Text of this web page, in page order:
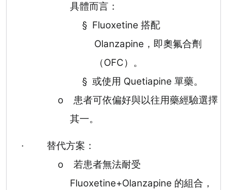
具體而言：
§ Fluoxetine 搭配
Olanzapine ，即奧氟合劑
（OFC）。
§ 或使用 Quetiapine 單藥。
o
患者可依偏好與以往用藥經驗選擇
其一。
·
替代方案：
o
若患者無法耐受
Fluoxetine+Olanzapine 的組合，